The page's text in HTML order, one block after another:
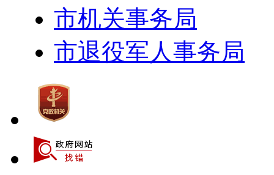
市机关事务局
市退役军人事务局